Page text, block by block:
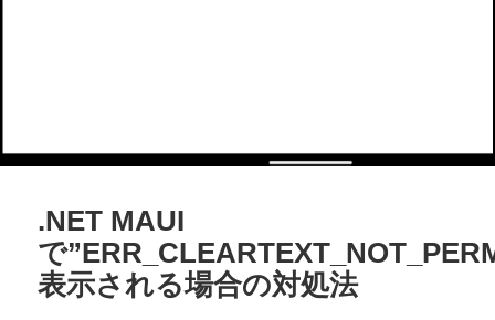
.NET MAUI
で
表示される場合の対処法